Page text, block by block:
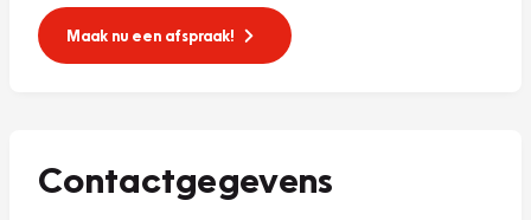
Maak nu een afspraak!
Contactgegevens